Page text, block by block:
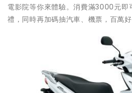
電影院等你來體驗。消費滿3000元即
禮，同時再加碼抽汽車、機票，百萬好